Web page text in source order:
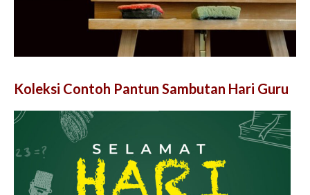
Koleksi Contoh Pantun Sambutan Hari Guru